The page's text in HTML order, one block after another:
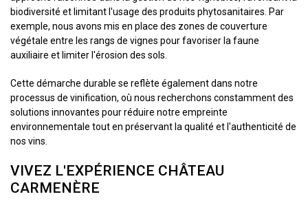
biodiversité et limitant l'usage des produits phytosanitaires. Par
exemple, nous avons mis en place des zones de couverture
végétale entre les rangs de vignes pour favoriser la faune
auxiliaire et limiter l'érosion des sols.
Cette démarche durable se reflète également dans notre
processus de vinification, où nous recherchons constamment des
solutions innovantes pour réduire notre empreinte
environnementale tout en préservant la qualité et l'authenticité de
nos vins.
VIVEZ L'EXPÉRIENCE CHÂTEAU
CARMENÈRE